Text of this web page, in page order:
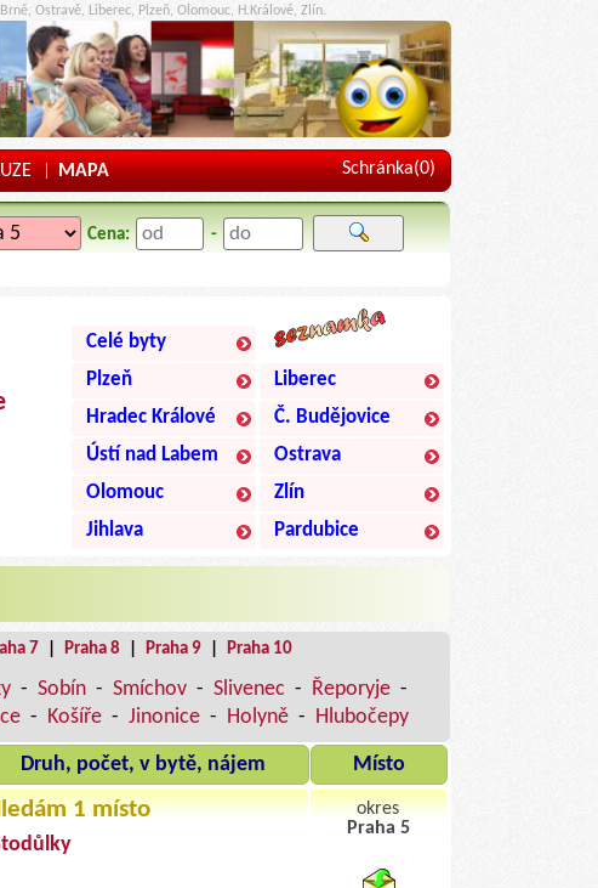
Ostravě, Liberec, Plzeň, Olomouc, H.Králové, Zlín.
| MAPA Schránka(0)
Cena: -
Celé byty
Plzeň
Liberec
Hradec Králové
Č. Budějovice
Ústí nad Labem
Ostrava
Olomouc
Zlín
Jihlava
Pardubice
7 Praha 8 Praha 9 Praha 10
- Sobín - Smíchov - Slivenec - Řeporyje -
- Košíře - Jinonice - Holyně - Hlubočepy
Druh, počet, v bytě, nájem Místo
1 místo
okres
Praha 5